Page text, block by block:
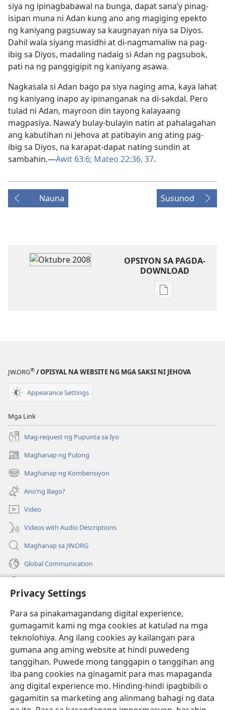
Privacy Settings
Para sa pinakamagandang digital experience,
gumagamit kami ng mga cookies at katulad na mga
teknolohiya. Ang ilang cookies ay kailangan para
gumana ang aming website at hindi puwedeng
tanggihan. Puwede mong tanggapin o tanggihan ang
iba pang cookies na ginagamit para mas mapaganda
ang digital experience mo. Hinding-hindi ipagbibili o
gagamitin sa marketing ang alinmang bahagi ng data
siya ng ipinagbabawal na bunga, dapat sana’y pinag-
isipan muna ni Adan kung ano ang magiging epekto
ng kaniyang pagsuway sa kaugnayan niya sa Diyos.
Dahil wala siyang masidhi at di-nagmamaliw na pag-
ibig sa Diyos, madaling nadaig si Adan ng pagsubok,
pati na ng panggigipit ng kaniyang asawa.
Nagkasala si Adan bago pa siya naging ama, kaya lahat
ng kaniyang inapo ay ipinanganak na di-sakdal. Pero
tulad ni Adan, mayroon din tayong kalayaang
magpasiya. Nawa’y bulay-bulayin natin at pahalagahan
ang kabutihan ni Jehova at patibayin ang ating pag-
ibig sa Diyos, na karapat-dapat nating sundin at
sambahin.​—Awit 63:6; Mateo 22:36, 37.
Nauna Susunod
OPSIYON SA PAGDA-
DOWNLOAD
Opsiyon
ANG
JW.ORG® / OPISYAL NA WEBSITE NG MGA SAKSI NI JEHOVA
Appearance Settings
Mga Link
Mag-request ng Pupunta sa Iyo
Maghanap ng Pulong
(may
bubukas
na
bagong
window)
Maghanap ng Kombensiyon
(may
bubukas
na
bagong
window)
Ano’ng Bago?
Video
Videos with Audio Descriptions
Maghanap sa JW.ORG
Global Communication
(may
na
bagong
window)
Watchtower ONLINE LIBRARY™
(may
bubukas
na
bagong
window)
JW Hub ®
(may
bubukas
bagong
window)
JW Library ®
Watchtower Library®